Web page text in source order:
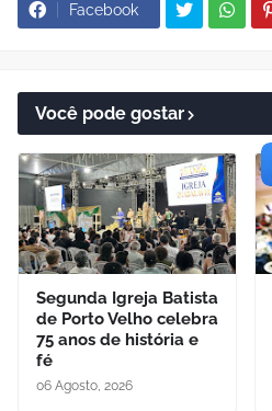
Facebook
Você pode gostar
Segunda Igreja Batista
de Porto Velho celebra
75 anos de história e
fé
06 Agosto, 2026